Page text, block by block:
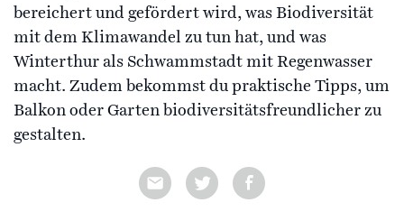
bereichert und gefördert wird, was Biodiversität
mit dem Klimawandel zu tun hat, und was
Winterthur als Schwammstadt mit Regenwasser
macht. Zudem bekommst du praktische Tipps, um
Balkon oder Garten biodiversitätsfreundlicher zu
gestalten.